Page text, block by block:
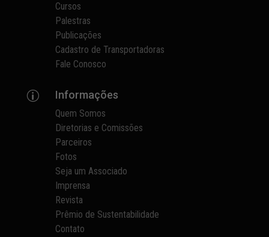
Cursos
Palestras
Publicações
Cadastro de Transportadoras
Fale Conosco
p Informações
Quem Somos
Diretorias e Comissões
Parceiros
Fotos
Seja um Associado
Imprensa
Revista
Prêmio de Sustentabilidade
Contato